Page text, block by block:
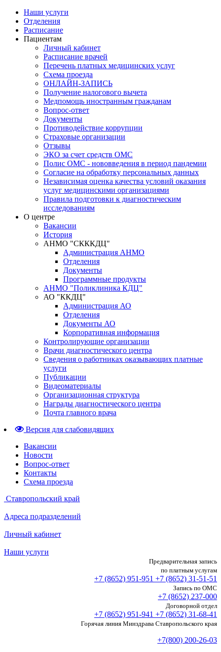
Наши услуги
Отделения
Расписание
Пациентам
Личный кабинет
Расписание врачей
Перечень платных медицинских услуг
Схема проезда
ОНЛАЙН-ЗАПИСЬ
Получение налогового вычета
Медпомощь иностранным гражданам
Вопрос-ответ
Документы
Противодействие коррупции
Страховые организации
Отзывы
ЭКО за счет средств ОМС
Полис ОМС - нововведения в период пандемии
Согласие на обработку персональных данных
Независимая оценка качества условий оказания
услуг медицинскими организациями
Правила подготовки к диагностическим
исследованиям
О центре
Вакансии
История
АНМО "СКККДЦ"
Администрация АНМО
Отделения
Документы
Программные продукты
АНМО "Поликлиника КДЦ"
АО "ККДЦ"
Администрация АО
Отделения
Документы АО
Корпоративная информация
Контролирующие организации
Врачи диагностического центра
Сведения о работниках оказывающих платные
услуги
Публикации
Видеоматериалы
Организационная структура
Награды диагностического центра
Почта главного врача
Версия для слабовидящих
Вакансии
Новости
Вопрос-ответ
Контакты
Схема проезда
Ставропольский край
Адреса подразделений
Личный кабинет
Наши услуги
Предварительная запись
по платным услугам
+7 (8652) 951-951 +7 (8652) 31-51-51
Запись по ОМС
+7 (8652) 237-000
Договорной отдел
+7 (8652) 951-941 +7 (8652) 31-68-41
Горячая линия Минздрава Ставропольского края
+7(800) 200-26-03